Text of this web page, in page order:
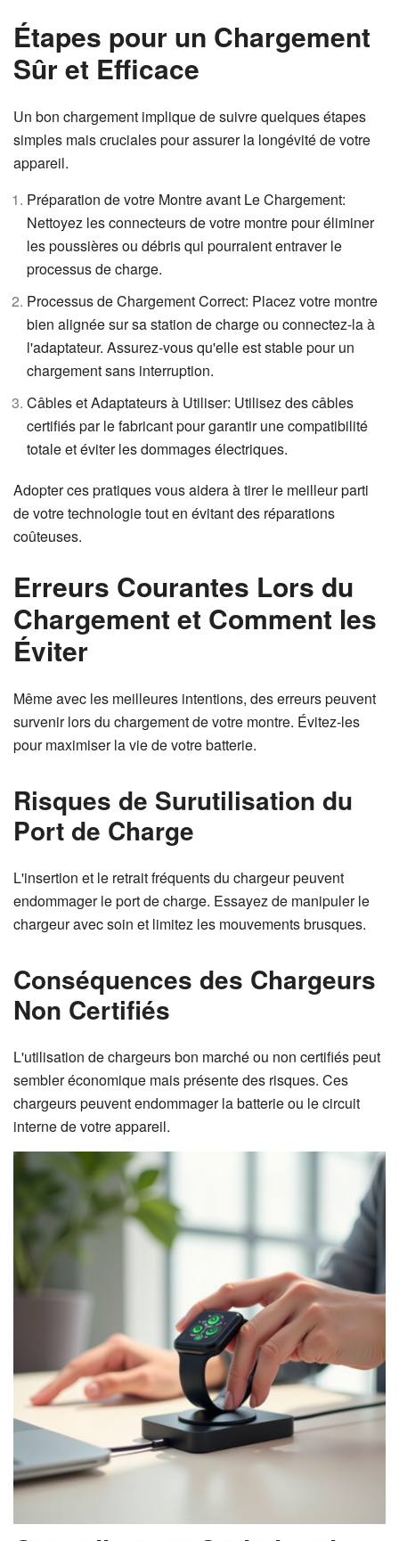
Étapes pour un Chargement
Sûr et Efficace
Un bon chargement implique de suivre quelques étapes
simples mais cruciales pour assurer la longévité de votre
appareil.
Préparation de votre Montre avant Le Chargement:
Nettoyez les connecteurs de votre montre pour éliminer
les poussières ou débris qui pourraient entraver le
processus de charge.
Processus de Chargement Correct: Placez votre montre
bien alignée sur sa station de charge ou connectez-la à
l'adaptateur. Assurez-vous qu'elle est stable pour un
chargement sans interruption.
Câbles et Adaptateurs à Utiliser: Utilisez des câbles
certifiés par le fabricant pour garantir une compatibilité
totale et éviter les dommages électriques.
Adopter ces pratiques vous aidera à tirer le meilleur parti
de votre technologie tout en évitant des réparations
coûteuses.
Erreurs Courantes Lors du
Chargement et Comment les
Éviter
Même avec les meilleures intentions, des erreurs peuvent
survenir lors du chargement de votre montre. Évitez-les
pour maximiser la vie de votre batterie.
Risques de Surutilisation du
Port de Charge
L'insertion et le retrait fréquents du chargeur peuvent
endommager le port de charge. Essayez de manipuler le
chargeur avec soin et limitez les mouvements brusques.
Conséquences des Chargeurs
Non Certifiés
L'utilisation de chargeurs bon marché ou non certifiés peut
sembler économique mais présente des risques. Ces
chargeurs peuvent endommager la batterie ou le circuit
interne de votre appareil.